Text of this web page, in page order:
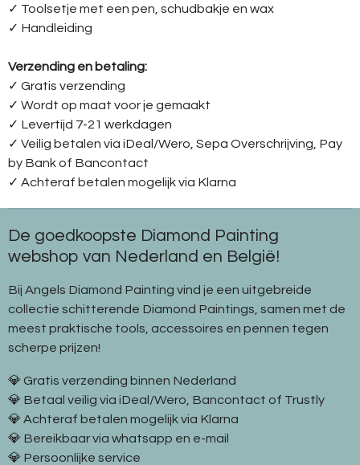
✓ Toolsetje met een pen, schudbakje en wax
✓ Handleiding
Verzending en betaling:
✓ Gratis verzending
✓ Wordt op maat voor je gemaakt
✓ Levertijd 7-21 werkdagen
✓ Veilig betalen via iDeal/Wero, Sepa Overschrijving, Pay
by Bank of Bancontact
✓ Achteraf betalen mogelijk via Klarna
De goedkoopste Diamond Painting
webshop van Nederland en België!
Bij Angels Diamond Painting vind je een uitgebreide
collectie schitterende Diamond Paintings, samen met de
meest praktische tools, accessoires en pennen tegen
scherpe prijzen!
💎 Gratis verzending binnen Nederland
💎 Betaal veilig via iDeal/Wero, Bancontact of Trustly
💎 Achteraf betalen mogelijk via Klarna
💎 Bereikbaar via whatsapp en e-mail
💎 Persoonlijke service